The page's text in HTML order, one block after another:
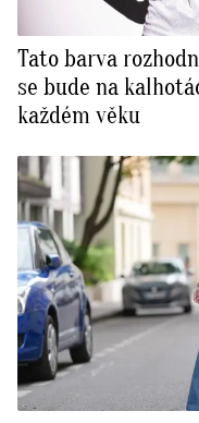
Tato barva
se bude na
každém věku